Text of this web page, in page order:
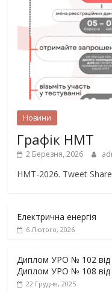
Новини
Графік НМТ
2 Березня, 2026
НМТ-2026. Tweet
Електрична енергія
6 Лютого, 2026
Диплом УРО № 102 від
Диплом УРО № 108 від
22 Грудня, 2025